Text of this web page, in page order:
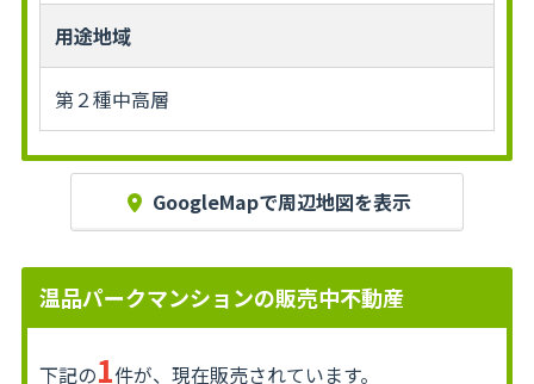
用途地域
第２種中高層
GoogleMapで周辺地図を表示
温品パークマンションの販売中不動産
下記の1件が、現在販売されています。